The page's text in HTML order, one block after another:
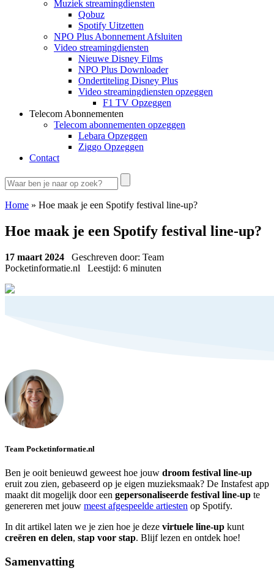
Muziek streamingdiensten
Qobuz
Spotify Uitzetten
NPO Plus Abonnement Afsluiten
Video streamingdiensten
Nieuwe Disney Films
NPO Plus Downloader
Ondertiteling Disney Plus
Video streamingdiensten opzeggen
F1 TV Opzeggen
Telecom Abonnementen
Telecom abonnementen opzeggen
Lebara Opzeggen
Ziggo Opzeggen
Contact
Home » Hoe maak je een Spotify festival line-up?
Hoe maak je een Spotify festival line-up?
17 maart 2024 Geschreven door: Team
Pocketinformatie.nl Leestijd: 6 minuten
Team Pocketinformatie.nl
Ben je ooit benieuwd geweest hoe jouw droom festival line-up
eruit zou zien, gebaseerd op je eigen muzieksmaak? De Instafest app
maakt dit mogelijk door een gepersonaliseerde festival line-up te
genereren met jouw meest afgespeelde artiesten op Spotify.
In dit artikel laten we je zien hoe je deze virtuele line-up kunt
creëren en delen, stap voor stap. Blijf lezen en ontdek hoe!
Samenvatting